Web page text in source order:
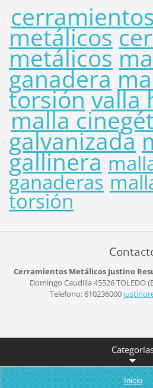
cerramientos
metálicos
metálicos
ganadera
torsiónvalla
malla
galvanizada
gallinera
ganaderas
torsión
Cerramientos Metálicos Justino
Domingo Caudilla 45526TOLEDO
Telefono: 610236000 justinor
Inicio